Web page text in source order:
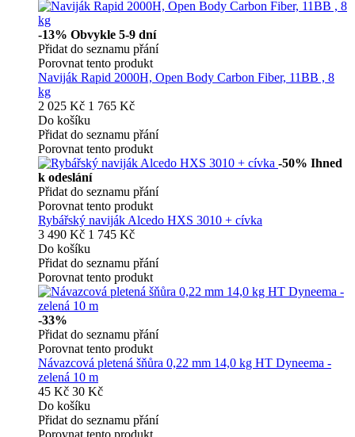
-13% Obvykle 5-9 dní
Přidat do seznamu přání
Porovnat tento produkt
Naviják Rapid 2000H, Open Body Carbon Fiber, 11BB , 8
kg
2 025 Kč 1 765 Kč
Do košíku
Přidat do seznamu přání
Porovnat tento produkt
-50% Ihned
k odeslání
Přidat do seznamu přání
Porovnat tento produkt
Rybářský naviják Alcedo HXS 3010 + cívka
3 490 Kč 1 745 Kč
Do košíku
Přidat do seznamu přání
Porovnat tento produkt
-33%
Přidat do seznamu přání
Porovnat tento produkt
Návazcová pletená šňůra 0,22 mm 14,0 kg HT Dyneema -
zelená 10 m
45 Kč 30 Kč
Do košíku
Přidat do seznamu přání
Porovnat tento produkt